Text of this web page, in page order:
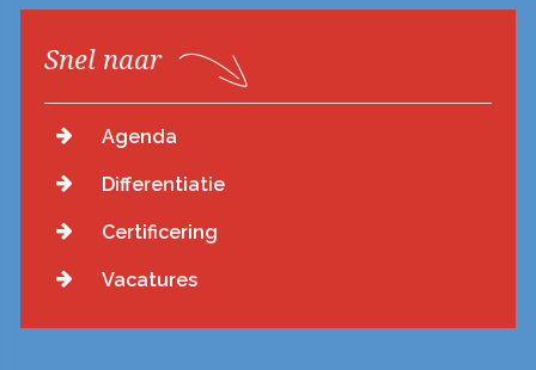
Snel naar
Agenda
Differentiatie
Certificering
Vacatures